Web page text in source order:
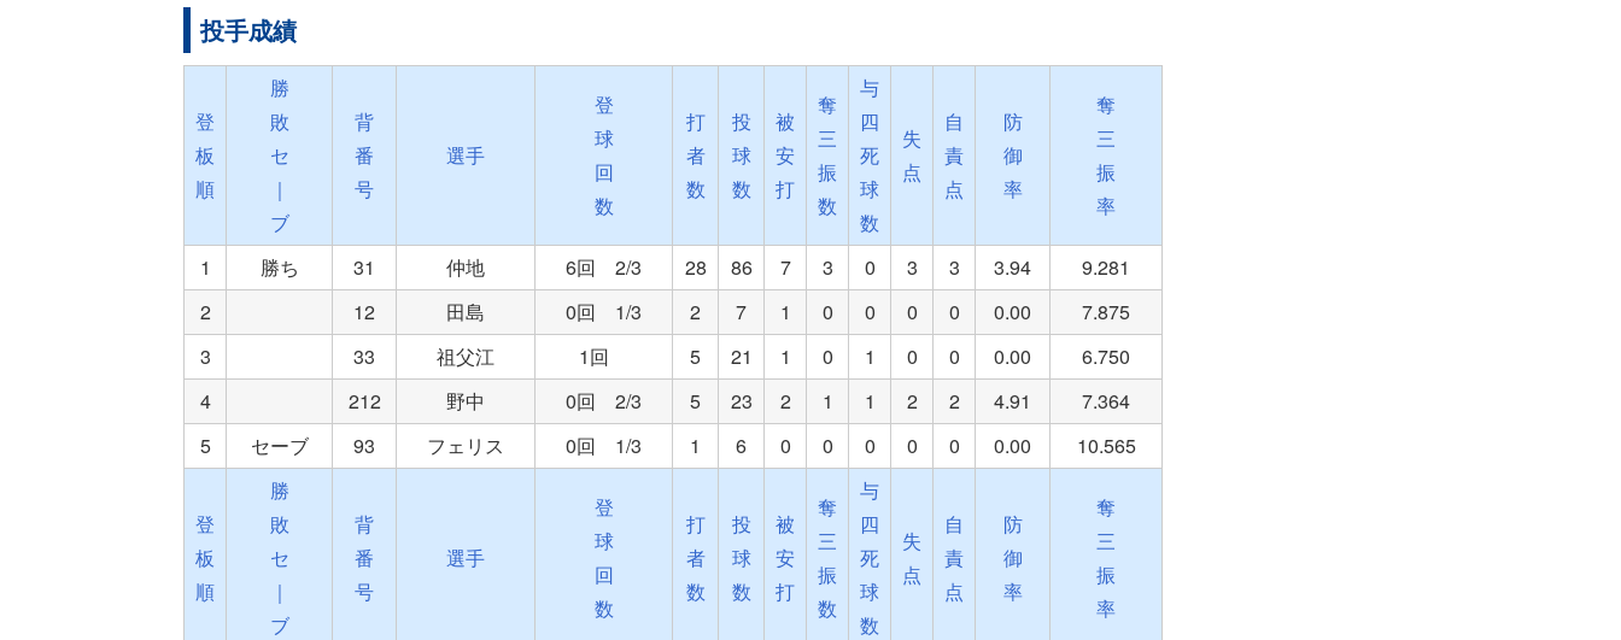
投手成績
登
板
順
勝
敗
セ
｜
ブ
背
番
号
選手
登
球
回
数
打
者
数
投
球
数
被
安
打
奪
三
振
数
与
四
死
球
数
失
点
自
責
点
防
御
率
奪
三
振
率
1 勝ち 31 仲地 6回 2/3 28 86 7 3 0 3 3 3.94
9.281
2
12 田島 0回 1/3 2 7 1 0 0 0 0 0.00
7.875
3
33 祖父江 1回 5 21 1 0 1 0 0 0.00
6.750
4
212 野中 0回 2/3 5 23 2 1 1 2 2 4.91
7.364
5
セーブ 93 フェリス 0回 1/3 1 6 0 0 0 0 0 0.00 10.565
登
板
順
勝
敗
セ
｜
ブ
背
番
号
選手
登
球
回
数
打
者
数
投
球
数
被
安
打
奪
三
振
数
与
四
死
球
数
失
点
自
責
点
防
御
率
奪
三
振
率